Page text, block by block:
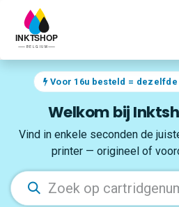
Overslaan naar inhoud
Voor 16u besteld =
Welkom bij
Vind in enkele seconden de
printer — origineel of